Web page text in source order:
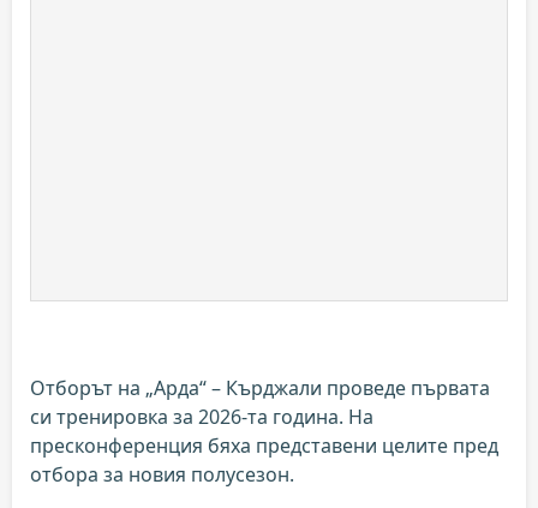
Отборът на „Арда“ – Кърджали проведе първата
си тренировка за 2026-та година. На
пресконференция бяха представени целите пред
отбора за новия полусезон.